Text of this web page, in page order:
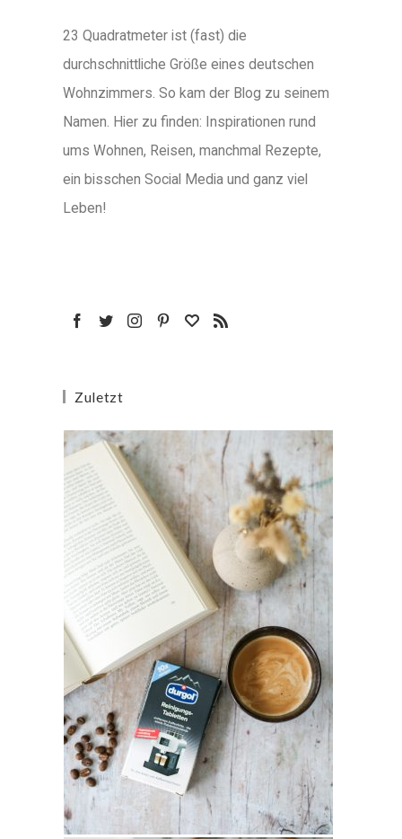
23 Quadratmeter ist (fast) die
durchschnittliche Größe eines deutschen
Wohnzimmers. So kam der Blog zu seinem
Namen. Hier zu finden: Inspirationen rund
ums Wohnen, Reisen, manchmal Rezepte,
ein bisschen Social Media und ganz viel
Leben!
Zuletzt